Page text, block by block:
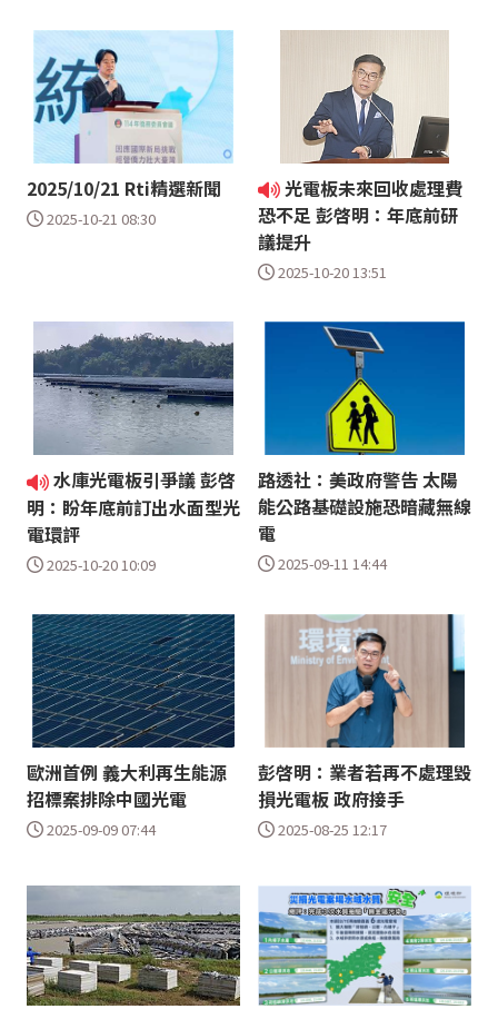
2025/10/21 Rti精選新聞
2025-10-21 08:30
光電板未來回收處理費
恐不足 彭啓明：年底前研
議提升
2025-10-20 13:51
水庫光電板引爭議 彭啓
明：盼年底前訂出水面型光
電環評
2025-10-20 10:09
路透社：美政府警告 太陽
能公路基礎設施恐暗藏無線
電
2025-09-11 14:44
歐洲首例 義大利再生能源
招標案排除中國光電
2025-09-09 07:44
彭啓明：業者若再不處理毀
損光電板 政府接手
2025-08-25 12:17